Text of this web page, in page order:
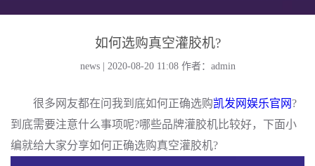
如何选购真空灌胶机?
news | 2020-08-20 11:08 作者：admin
很多网友都在问我到底如何正确选购凯发网娱乐官网?
到底需要注意什么事项呢?哪些品牌灌胶机比较好，下面小
编就给大家分享如何正确选购真空灌胶机?